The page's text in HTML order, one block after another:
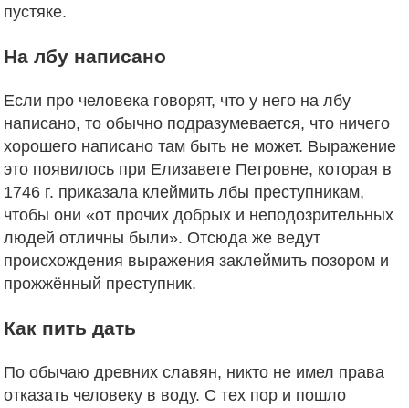
пустяке.
На лбу написано
Если про человека говорят, что у него на лбу
написано, то обычно подразумевается, что ничего
хорошего написано там быть не может. Выражение
это появилось при Елизавете Петровне, которая в
1746 г. приказала клеймить лбы преступникам,
чтобы они «от прочих добрых и неподозрительных
людей отличны были». Отсюда же ведут
происхождения выражения заклеймить позором и
прожжённый преступник.
Как пить дать
По обычаю древних славян, никто не имел права
отказать человеку в воду. С тех пор и пошло